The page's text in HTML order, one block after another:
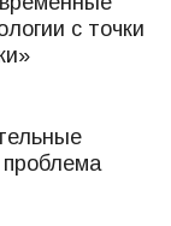
с точки